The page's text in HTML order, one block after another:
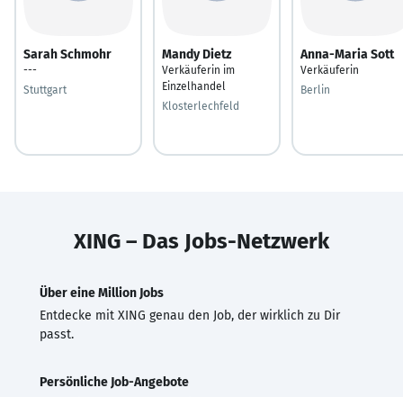
Sarah Schmohr
---
Stuttgart
Mandy Dietz
Verkäuferin im
Einzelhandel
Klosterlechfeld
Anna-Maria Sott
Verkäuferin
Berlin
XING – Das Jobs-Netzwerk
Über eine Million Jobs
Entdecke mit XING genau den Job, der wirklich zu Dir
passt.
Persönliche Job-Angebote